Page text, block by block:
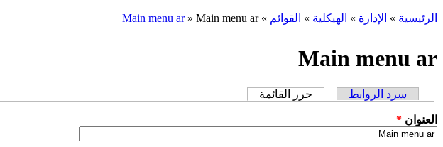
الرئيسية » الإدارة » الهيكلية » القوائم »
Main menu ar » Main menu ar
Main menu ar
التبويبات الأساسية
سرد الروابط حرر القائمة
‏العنوان ‏ *